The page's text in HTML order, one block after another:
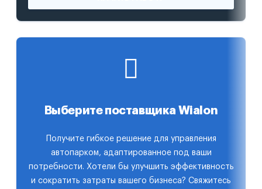
Выберите поставщика Wialon
Получите гибкое решение для управления
автопарком, адаптированное под ваши
потребности. Хотели бы улучшить эффективность
и сократить затраты вашего бизнеса? Свяжитесь